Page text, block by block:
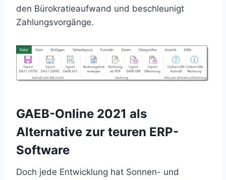
den Bürokratieaufwand und beschleunigt
Zahlungsvorgänge.
GAEB-Online 2021 als
Alternative zur teuren ERP-
Software
Doch jede Entwicklung hat Sonnen- und